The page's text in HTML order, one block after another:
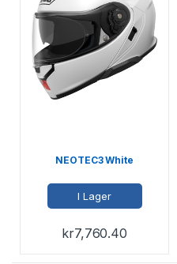
NEOTEC3 White
I Lager
kr7,760.40